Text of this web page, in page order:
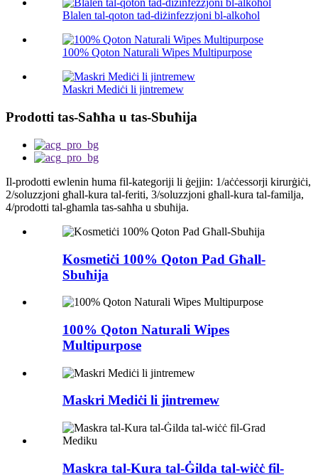
Blalen tal-qoton tad-diżinfezzjoni bl-alkoħol
100% Qoton Naturali Wipes Multipurpose
Maskri Mediċi li jintremew
Prodotti tas-Saħħa u tas-Sbuħija
Il-prodotti ewlenin huma fil-kategoriji li ġejjin: 1/aċċessorji kirurġiċi,
2/soluzzjoni għall-kura tal-feriti, 3/soluzzjoni għall-kura tal-familja,
4/prodotti tal-għamla tas-saħħa u sbuħija.
Kosmetiċi 100% Qoton Pad Għall-
Sbuħija
100% Qoton Naturali Wipes
Multipurpose
Maskri Mediċi li jintremew
Maskra tal-Kura tal-Ġilda tal-wiċċ fil-